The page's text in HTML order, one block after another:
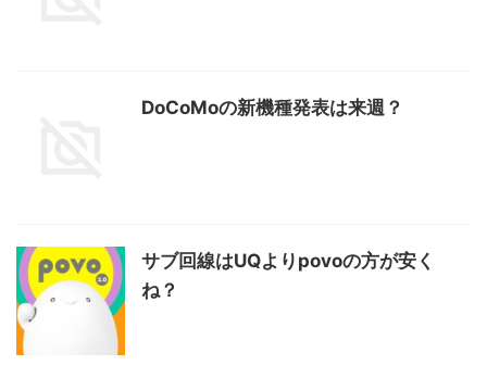
DoCoMoの新機種発表は来週？
サブ回線はUQよりpovoの方が安く
ね？